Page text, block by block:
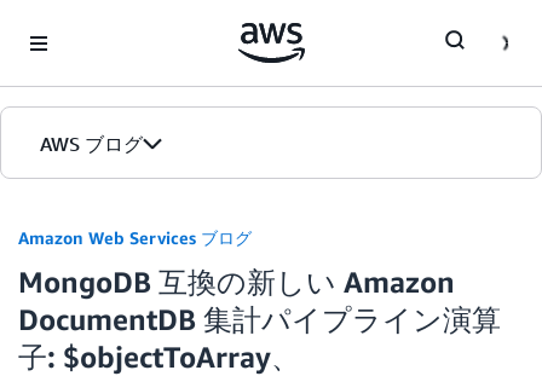
AWS ブログ
カテゴリ
エディション
Amazon Web Services ブログ
MongoDB 互換の新しい Amazon
DocumentDB 集計パイプライン演算
子: $objectToArray、